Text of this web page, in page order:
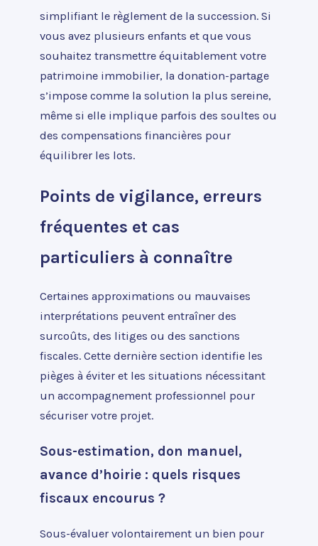
simplifiant le règlement de la succession. Si
vous avez plusieurs enfants et que vous
souhaitez transmettre équitablement votre
patrimoine immobilier, la donation-partage
s’impose comme la solution la plus sereine,
même si elle implique parfois des soultes ou
des compensations financières pour
équilibrer les lots.
Points de vigilance, erreurs
fréquentes et cas
particuliers à connaître
Certaines approximations ou mauvaises
interprétations peuvent entraîner des
surcoûts, des litiges ou des sanctions
fiscales. Cette dernière section identifie les
pièges à éviter et les situations nécessitant
un accompagnement professionnel pour
sécuriser votre projet.
Sous-estimation, don manuel,
avance d’hoirie : quels risques
fiscaux encourus ?
Sous-évaluer volontairement un bien pour